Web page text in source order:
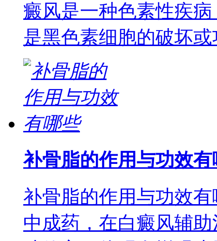
癜风是一种色素性疾
是黑色素细胞的破坏
补骨脂的作用与功效有
补骨脂的作用与功效
中成药，在白癜风辅